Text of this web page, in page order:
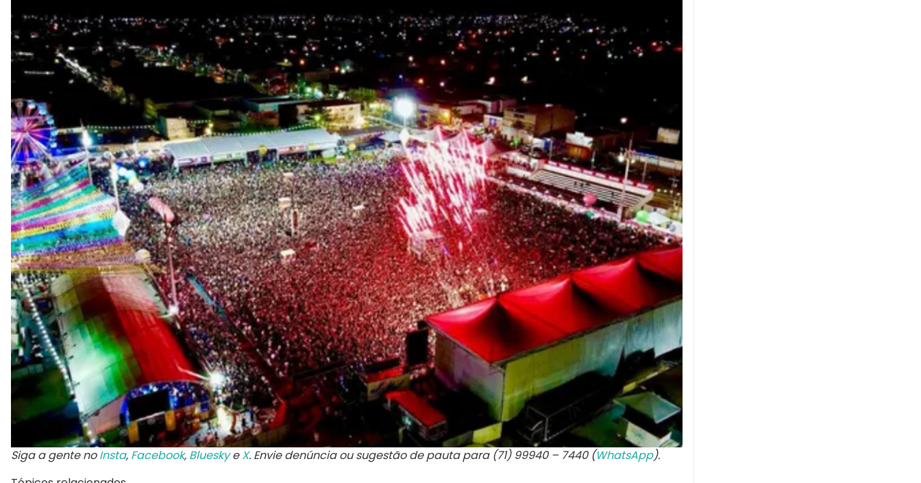
Siga a gente noInsta, Facebook, BlueskyeX. Envie denúncia ou sugestão de pauta para (71) 99940 – 7440 (WhatsApp).